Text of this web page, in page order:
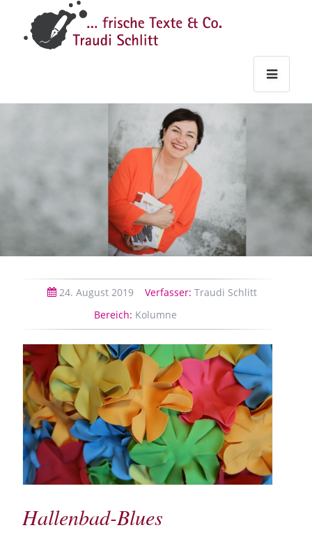
Texte
24. August 2019 Verfasser: Traudi Schlitt
Bereich: Kolumne
Hallenbad-Blues